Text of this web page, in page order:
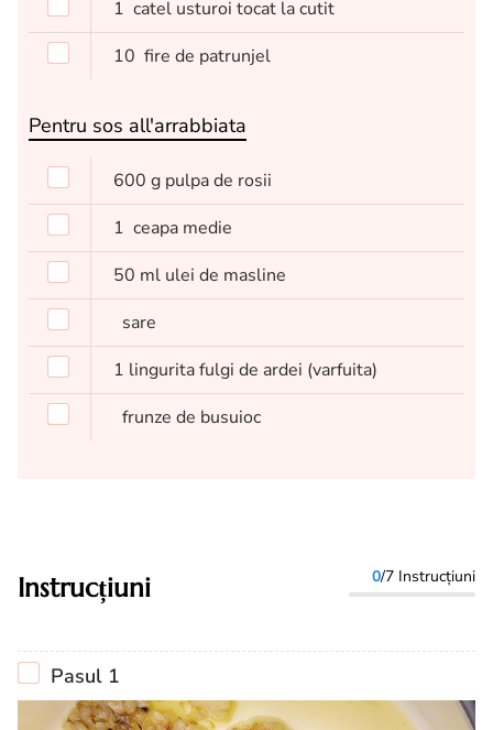
1 catel usturoi tocat la cutit
10 fire de patrunjel
Pentru sos all'arrabbiata
600 g pulpa de rosii
1 ceapa medie
50 ml ulei de masline
sare
1 linguritafulgi de ardei (varfuita)
frunze de busuioc
Instrucțiuni 0/7 Instrucțiuni
Pasul 1